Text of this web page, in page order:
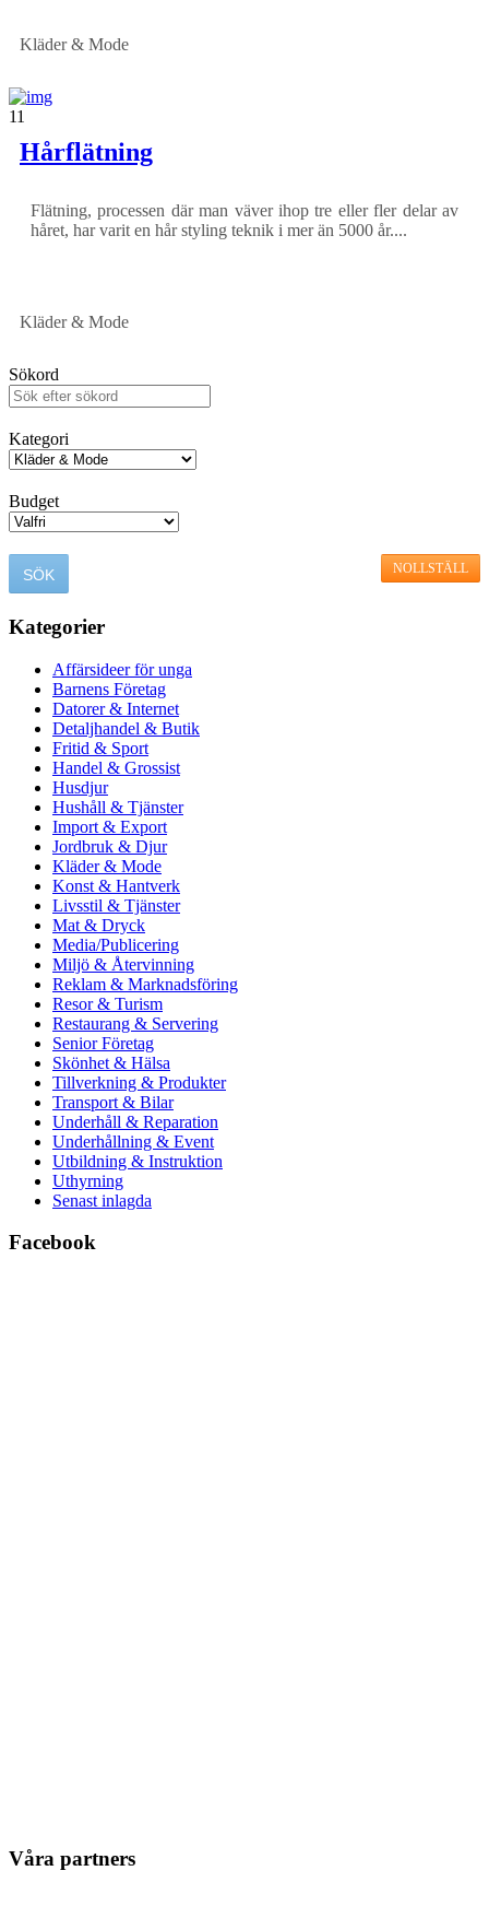
Kläder & Mode
11
Hårflätning
Flätning, processen där man väver ihop tre eller fler delar av
håret, har varit en hår styling teknik i mer än 5000 år....
Kläder & Mode
Sökord
Kategori
Budget
NOLLSTÄLL
Kategorier
Affärsideer för unga
Barnens Företag
Datorer & Internet
Detaljhandel & Butik
Fritid & Sport
Handel & Grossist
Husdjur
Hushåll & Tjänster
Import & Export
Jordbruk & Djur
Kläder & Mode
Konst & Hantverk
Livsstil & Tjänster
Mat & Dryck
Media/Publicering
Miljö & Återvinning
Reklam & Marknadsföring
Resor & Turism
Restaurang & Servering
Senior Företag
Skönhet & Hälsa
Tillverkning & Produkter
Transport & Bilar
Underhåll & Reparation
Underhållning & Event
Utbildning & Instruktion
Uthyrning
Senast inlagda
Facebook
Våra partners